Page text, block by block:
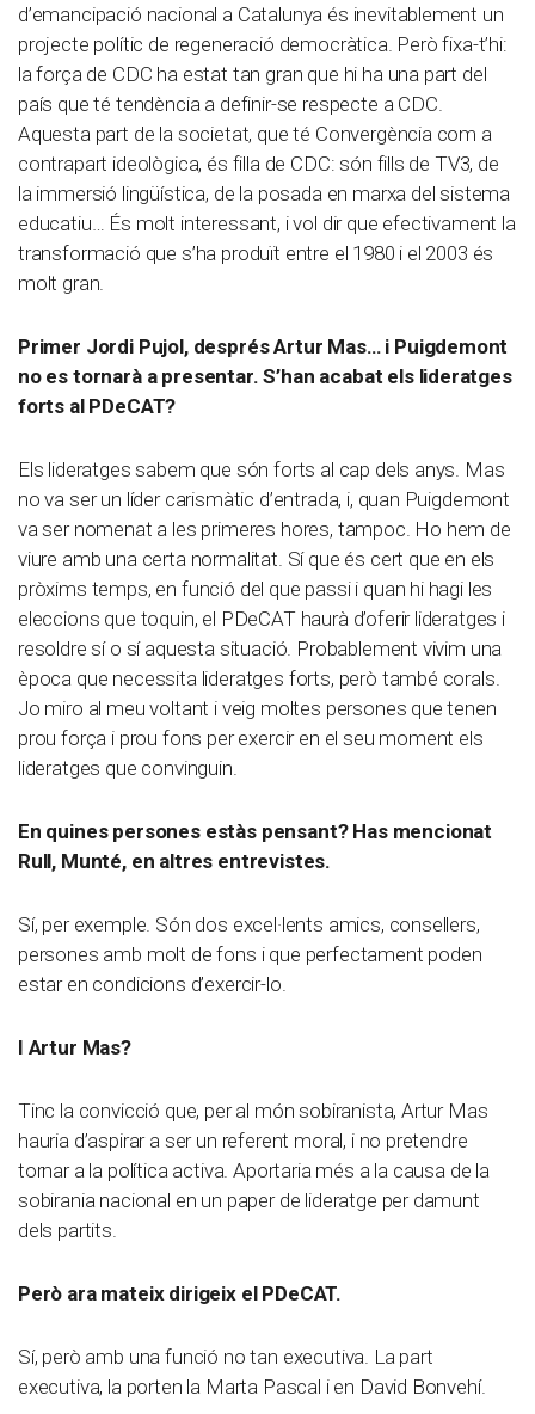
d’emancipació nacional a Catalunya és inevitablement un
projecte polític de regeneració democràtica. Però fixa-t’hi:
la força de CDC ha estat tan gran que hi ha una part del
país que té tendència a definir-se respecte a CDC.
Aquesta part de la societat, que té Convergència com a
contrapart ideològica, és filla de CDC: són fills de TV3, de
la immersió lingüística, de la posada en marxa del sistema
educatiu… És molt interessant, i vol dir que efectivament la
transformació que s’ha produït entre el 1980 i el 2003 és
molt gran.
Primer Jordi Pujol, després Artur Mas… i Puigdemont
no es tornarà a presentar. S’han acabat els lideratges
forts al PDeCAT?
Els lideratges sabem que són forts al cap dels anys. Mas
no va ser un líder carismàtic d’entrada, i, quan Puigdemont
va ser nomenat a les primeres hores, tampoc. Ho hem de
viure amb una certa normalitat. Sí que és cert que en els
pròxims temps, en funció del que passi i quan hi hagi les
eleccions que toquin, el PDeCAT haurà d’oferir lideratges i
resoldre sí o sí aquesta situació. Probablement vivim una
època que necessita lideratges forts, però també corals.
Jo miro al meu voltant i veig moltes persones que tenen
prou força i prou fons per exercir en el seu moment els
lideratges que convinguin.
En quines persones estàs pensant? Has mencionat
Rull, Munté, en altres entrevistes.
Sí, per exemple. Són dos excel·lents amics, consellers,
persones amb molt de fons i que perfectament poden
estar en condicions d’exercir-lo.
I Artur Mas?
Tinc la convicció que, per al món sobiranista, Artur Mas
hauria d’aspirar a ser un referent moral, i no pretendre
tornar a la política activa. Aportaria més a la causa de la
sobirania nacional en un paper de lideratge per damunt
dels partits.
Però ara mateix dirigeix el PDeCAT.
Sí, però amb una funció no tan executiva. La part
executiva, la porten la Marta Pascal i en David Bonvehí.